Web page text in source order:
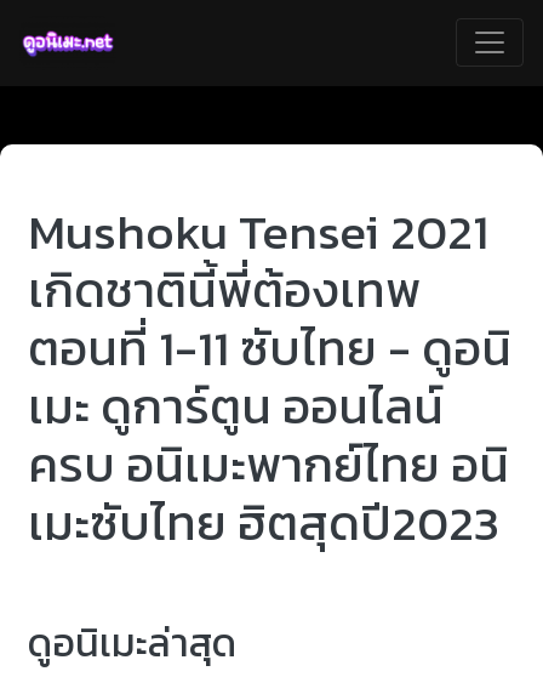
Mushoku Tensei 2021
เกิดชาตินี้พี่ต้องเทพ
ตอนที่ 1-11 ซับไทย - ดูอนิ
เมะ ดูการ์ตูน ออนไลน์
ครบ อนิเมะพากย์ไทย อนิ
เมะซับไทย ฮิตสุดปี2023
ดูอนิเมะล่าสุด